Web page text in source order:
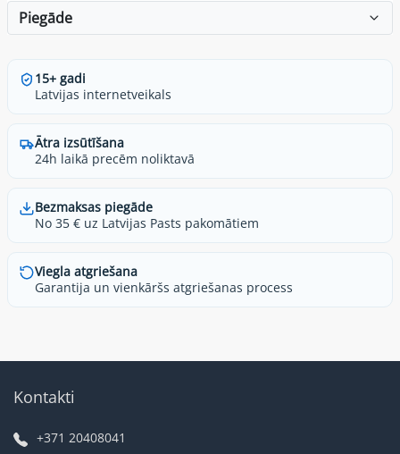
Piegāde
15+ gadi
Latvijas internetveikals
Ātra izsūtīšana
24h laikā precēm noliktavā
Bezmaksas piegāde
No 35 € uz Latvijas Pasts pakomātiem
Viegla atgriešana
Garantija un vienkāršs atgriešanas process
Kontakti
+371 20408041